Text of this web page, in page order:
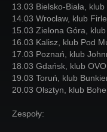
13.03 Bielsko-Biała,
14.03 Wrocław, klub
15.03 Zielona Góra,
16.03 Kalisz, klub Pod
17.03 Poznań, klub
18.03 Gdańsk, klub
19.03 Toruń, klub
20.03 Olsztyn, klub
Zespoły: